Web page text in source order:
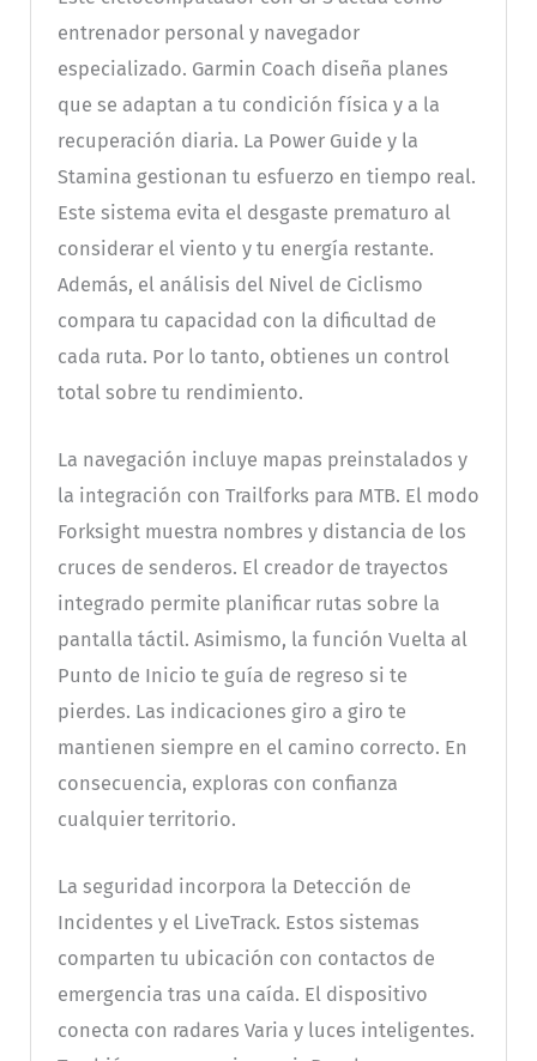
entrenador personal y navegador
especializado. Garmin Coach diseña planes
que se adaptan a tu condición física y a la
recuperación diaria. La Power Guide y la
Stamina gestionan tu esfuerzo en tiempo real.
Este sistema evita el desgaste prematuro al
considerar el viento y tu energía restante.
Además, el análisis del Nivel de Ciclismo
compara tu capacidad con la dificultad de
cada ruta. Por lo tanto, obtienes un control
total sobre tu rendimiento.
La navegación incluye mapas preinstalados y
la integración con Trailforks para MTB. El modo
Forksight muestra nombres y distancia de los
cruces de senderos. El creador de trayectos
integrado permite planificar rutas sobre la
pantalla táctil. Asimismo, la función Vuelta al
Punto de Inicio te guía de regreso si te
pierdes. Las indicaciones giro a giro te
mantienen siempre en el camino correcto. En
consecuencia, exploras con confianza
cualquier territorio.
La seguridad incorpora la Detección de
Incidentes y el LiveTrack. Estos sistemas
comparten tu ubicación con contactos de
emergencia tras una caída. El dispositivo
conecta con radares Varia y luces inteligentes.